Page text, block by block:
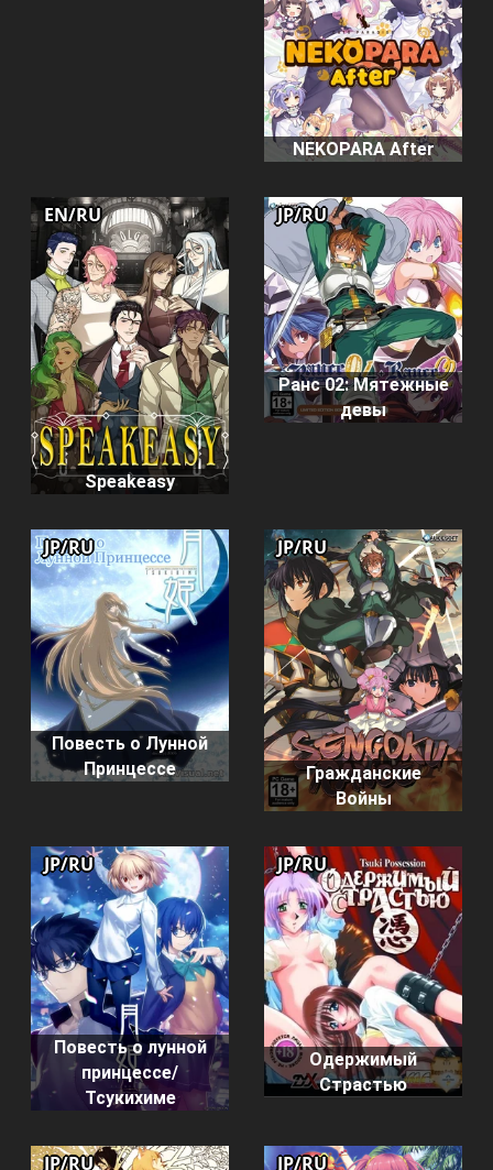
NEKOPARA After
Speakeasy
EN/RU
Ранс 02: Мятежные
девы
JP/RU
Повесть о Лунной
Принцессе
JP/RU
Гражданские
Войны
JP/RU
Повесть о лунной
принцессе/
Тсукихиме
JP/RU
Одержимый
Страстью
JP/RU
JP/RU JP/RU